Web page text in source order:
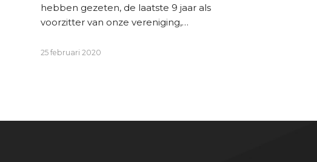
hebben gezeten, de laatste 9 jaar als
voorzitter van onze vereniging,…
25 februari 2020